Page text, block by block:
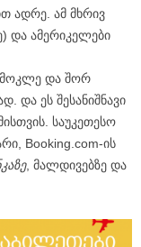
ადრე. ამ მხრივ
და ამერიკელები
მოკლე და შორ
და ეს შესანიშნავი
საუკეთესო
Booking.com-ის
, მალდივებზე და